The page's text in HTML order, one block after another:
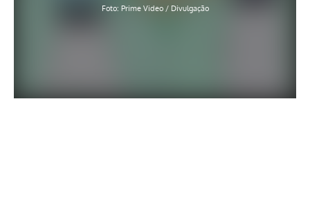
Foto: Prime Video / Divulgação